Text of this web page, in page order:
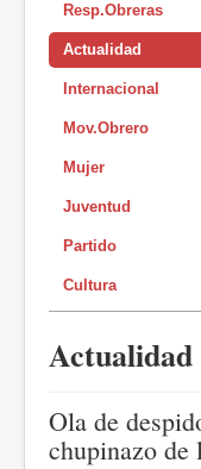
Resp.Obreras
Actualidad
Internacional
Mov.Obrero
Mujer
Juventud
Partido
Cultura
Actualidad
Ola de
chupinazo de